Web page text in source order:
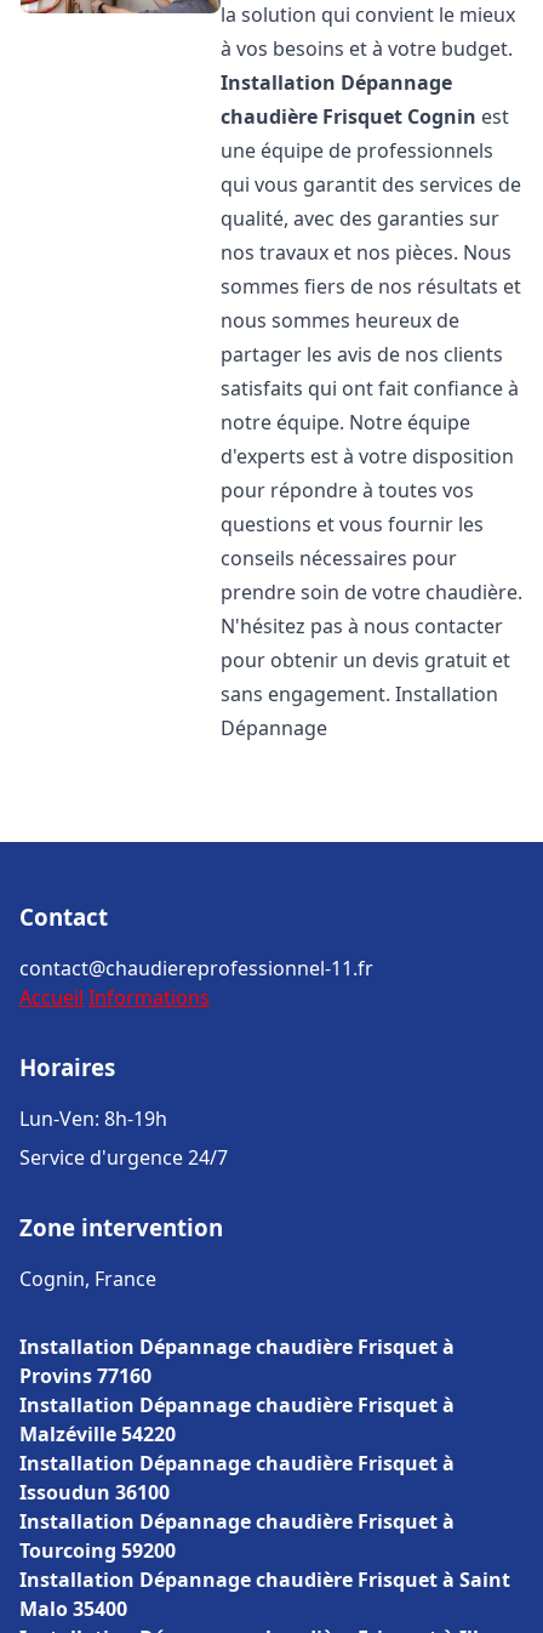
la solution qui convient le mieux
à vos besoins et à votre budget.
Installation Dépannage
chaudière Frisquet Cognin est
une équipe de professionnels
qui vous garantit des services de
qualité, avec des garanties sur
nos travaux et nos pièces. Nous
sommes fiers de nos résultats et
nous sommes heureux de
partager les avis de nos clients
satisfaits qui ont fait confiance à
notre équipe. Notre équipe
d'experts est à votre disposition
pour répondre à toutes vos
questions et vous fournir les
conseils nécessaires pour
prendre soin de votre chaudière.
N'hésitez pas à nous contacter
pour obtenir un devis gratuit et
sans engagement. Installation
Dépannage
Contact
contact@chaudiereprofessionnel-11.fr
Accueil Informations
Horaires
Lun-Ven: 8h-19h
Service d'urgence 24/7
Zone intervention
Cognin, France
Installation Dépannage chaudière Frisquet à
Provins 77160
Installation Dépannage chaudière Frisquet à
Malzéville 54220
Installation Dépannage chaudière Frisquet à
Issoudun 36100
Installation Dépannage chaudière Frisquet à
Tourcoing 59200
Installation Dépannage chaudière Frisquet à Saint
Malo 35400